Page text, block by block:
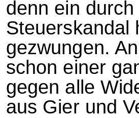
denn ein
Steuerskandal
gezwungen.
schon einer
gegen alle
aus Gier und